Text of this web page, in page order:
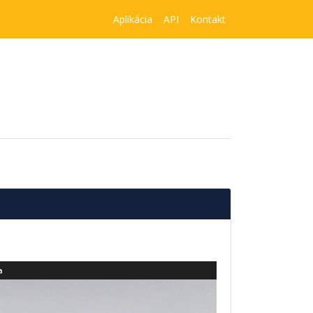
Aplikácia API Kontakt